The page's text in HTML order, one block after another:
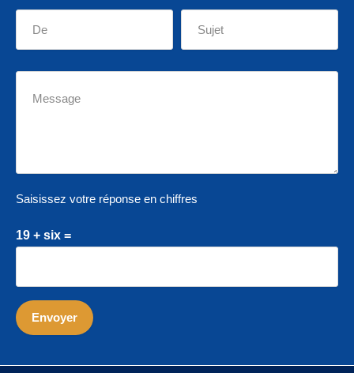
Saisissez votre réponse en chiffres
19 + six =